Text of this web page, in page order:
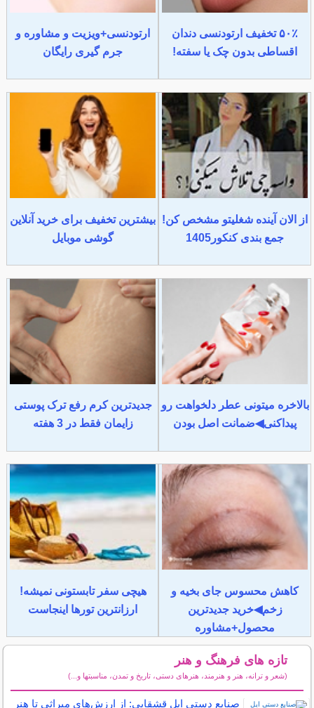
۵۰٪ تخفیف ارتودنسی دندان
اقساطی بدون چک یا سفته!
ارتودنسی+ویزیت و مشاوره و
جرم گیری رایگان
از الان آینده شغلیتو مشخص کن!
جمع بندی کنکور1405
بیشترین تخفیف برای خرید آنلاین
گوشی موبایل
بالاخره میتونی عطر دلخواهت رو
پیداکنی◀ضمانت اصل بودن
جدیدترین کرم رفع ترک پوستی
زایمان فقط در 3 هفته
کاهش محسوس جای بخیه و
زخم◀خرید جدیدترین
محصول+مشاوره
هیچی سفر تابستونی نمیشه!
ارزانترین تورها اینجاست
تازه های فرهنگ و هنر
(شعر و ترانه، هنر و هنرمند، هنرهای دستی، تاریخ و تمدن، مناسبتها و...)
صنایع دستی ایل قشقایی: از ارزش‌های میراثی تا هنر